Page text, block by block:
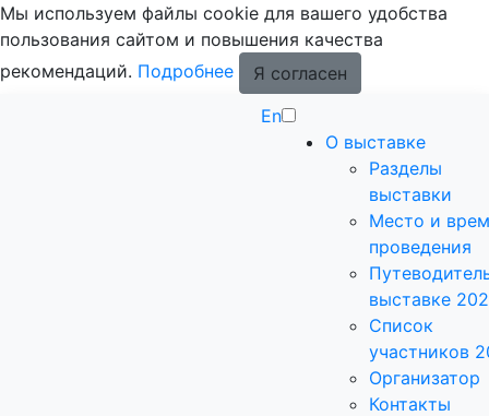
Мы используем файлы cookie для вашего удобства
пользования сайтом и повышения качества
рекомендаций. Подробнее
Я согласен
En
О выставке
Разделы
выставки
Место и
проведения
выставке
Список
участников
Организатор
Контакты